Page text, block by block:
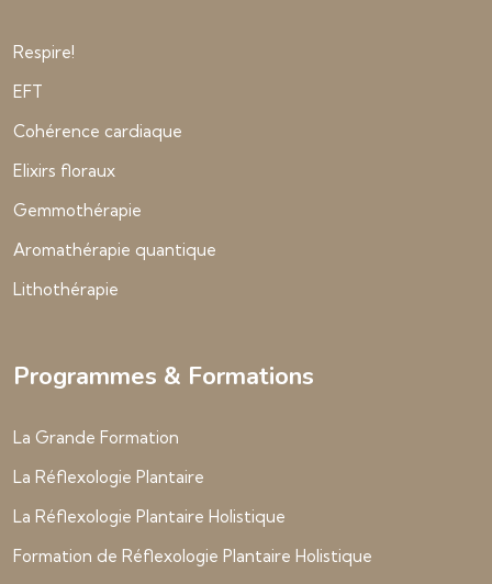
Respire!
EFT
Cohérence cardiaque
Elixirs floraux
Gemmothérapie
Aromathérapie quantique
Lithothérapie
Programmes & Formations
La Grande Formation
La Réflexologie Plantaire
La Réflexologie Plantaire Holistique
Formation de Réflexologie Plantaire Holistique